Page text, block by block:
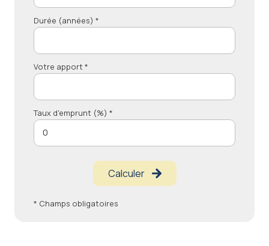
Durée (années) *
Votre apport *
Taux d'emprunt (%) *
Calculer
* Champs obligatoires